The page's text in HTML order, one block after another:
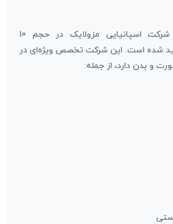
این محصول توسط شرکت اسپانیایی مزولایک در حجم 10
شده است. این شرکت تخصص ویژه‌ای در
و بدن دارد، از جمله: